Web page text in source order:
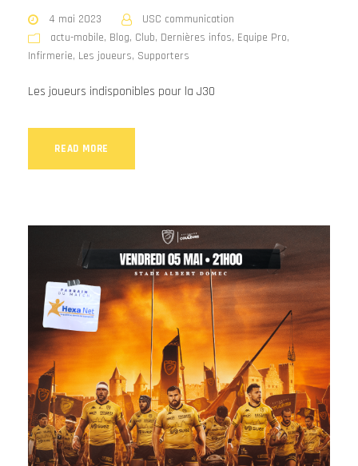
4 mai 2023
USC communication
actu-mobile, Blog, Club, Dernières infos, Equipe Pro,
Infirmerie, Les joueurs, Supporters
Les joueurs indisponibles pour la J30
READ MORE